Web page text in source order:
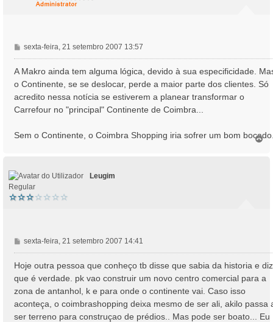
M
e
n
a
g
e
sexta-feira, 21 setembro 2007 13:57
A Makro ainda tem alguma lógica, devido à sua especificidade.
o Continente, se se deslocar, perde a maior parte dos clientes. Só
acredito nessa notícia se estiverem a planear transformar o
Carrefour no "principal" Continente de Coimbra...
Sem o Continente, o Coimbra Shopping iria sofrer um bom
T
Leugim
Regular
M
e
s
a
g
e
m
sexta-feira, 21 setembro 2007 14:41
Hoje outra pessoa que conheço tb disse que sabia da historia e diz
que é verdade. pk vao construir um novo centro comercial para a
zona de antanhol, k e para onde o continente vai. Caso isso
aconteça, o coimbrashopping deixa mesmo de ser ali, akilo passa
ser terreno para construçao de prédios.. Mas pode ser boato... Eu